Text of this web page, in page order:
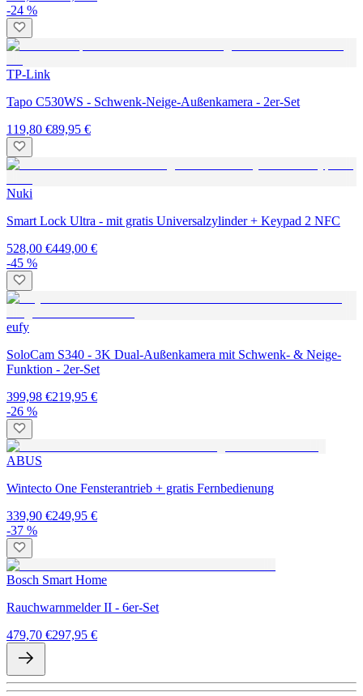
-24 %
TP-Link
Tapo C530WS - Schwenk-Neige-Außenkamera - 2er-Set
119,80 €89,95 €
Nuki
Smart Lock Ultra - mit gratis Universalzylinder + Keypad 2 NFC
528,00 €449,00 €
-45 %
eufy
SoloCam S340 - 3K Dual-Außenkamera mit Schwenk- & Neige-
Funktion - 2er-Set
399,98 €219,95 €
-26 %
ABUS
Wintecto One Fensterantrieb + gratis Fernbedienung
339,90 €249,95 €
-37 %
Bosch Smart Home
Rauchwarnmelder II - 6er-Set
479,70 €297,95 €